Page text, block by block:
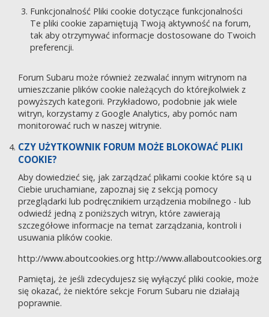
Funkcjonalność Pliki cookie dotyczące funkcjonalności
Te pliki cookie zapamiętują Twoją aktywność na forum,
tak aby otrzymywać informacje dostosowane do Twoich
preferencji.
Forum Subaru może również zezwalać innym witrynom na
umieszczanie plików cookie należących do którejkolwiek z
powyższych kategorii. Przykładowo, podobnie jak wiele
witryn, korzystamy z Google Analytics, aby pomóc nam
monitorować ruch w naszej witrynie.
CZY UŻYTKOWNIK FORUM MOŻE BLOKOWAĆ PLIKI
COOKIE?
Aby dowiedzieć się, jak zarządzać plikami cookie które są u
Ciebie uruchamiane, zapoznaj się z sekcją pomocy
przeglądarki lub podręcznikiem urządzenia mobilnego - lub
odwiedź jedną z poniższych witryn, które zawierają
szczegółowe informacje na temat zarządzania, kontroli i
usuwania plików cookie.
http://www.aboutcookies.org http://www.allaboutcookies.org
Pamiętaj, że jeśli zdecydujesz się wyłączyć pliki cookie, może
się okazać, że niektóre sekcje Forum Subaru nie działają
poprawnie.